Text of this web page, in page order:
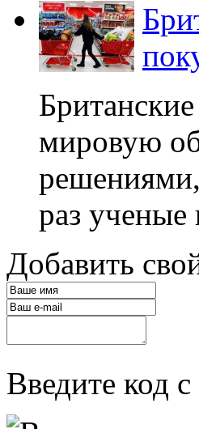
мировую
раз ученые
Добавить
Введите код